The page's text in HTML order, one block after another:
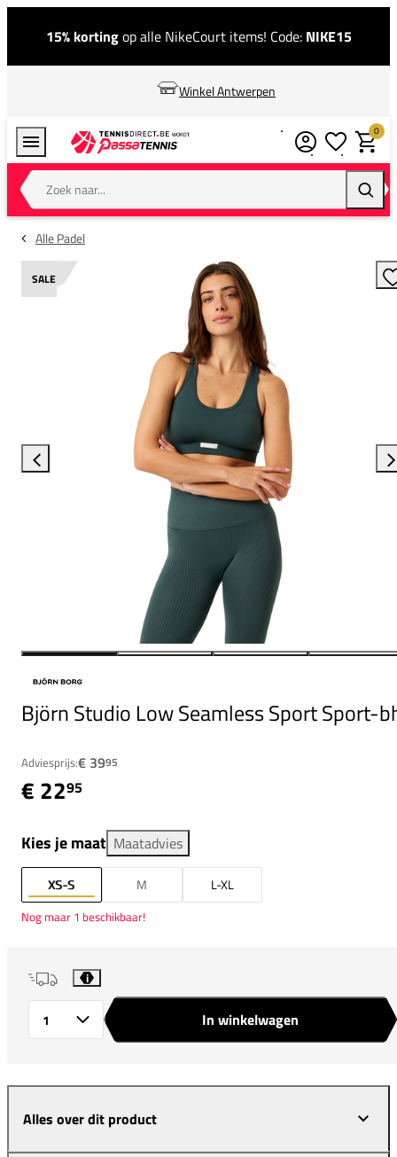
15% kortingop alle NikeCourt items! Code: NIKE15
Winkel Antwerpen
Zoek naar...
0
Alle Padel
SALE
Björn Studio Low Seamless Sport Sport-
Adviesprijs:€ 3995
€ 2295
Kies je maat Maatadvies
XS-S M L-XL
Nog maar 1 beschikbaar!
i
In winkelwagen
Alles over dit product